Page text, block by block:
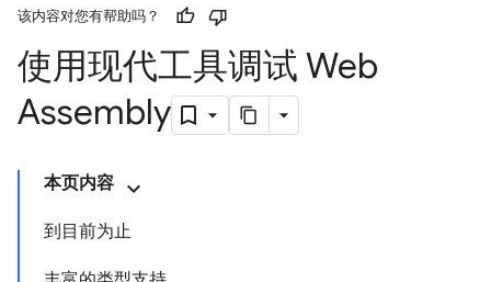
该内容对您有帮助吗？
使用现代工具调试 Web
Assembly
本页内容
到目前为止